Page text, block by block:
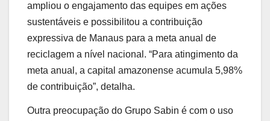
ampliou o engajamento das equipes em ações
sustentáveis e possibilitou a contribuição
expressiva de Manaus para a meta anual de
reciclagem a nível nacional. “Para atingimento da
meta anual, a capital amazonense acumula 5,98%
de contribuição”, detalha.
Outra preocupação do Grupo Sabin é com o uso